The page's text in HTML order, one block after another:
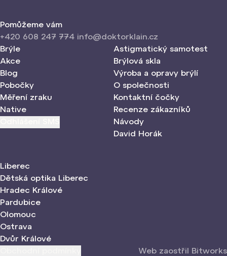
Pomůžeme vám
+420 608 247 774 info@doktorklain.cz
Brýle
Akce
Blog
Pobočky
Měření zraku
Native
Astigmatický samotest
Brýlová skla
Výroba a opravy brýlí
O společnosti
Kontaktní čočky
Recenze zákazníků
Návody
David Horák
Liberec
Dětská optika Liberec
Hradec Králové
Pardubice
Olomouc
Ostrava
Dvůr Králové
Web zaostřil Bitworks